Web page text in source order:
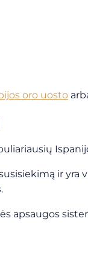
oro uosto
ir yra
.
apsaugos